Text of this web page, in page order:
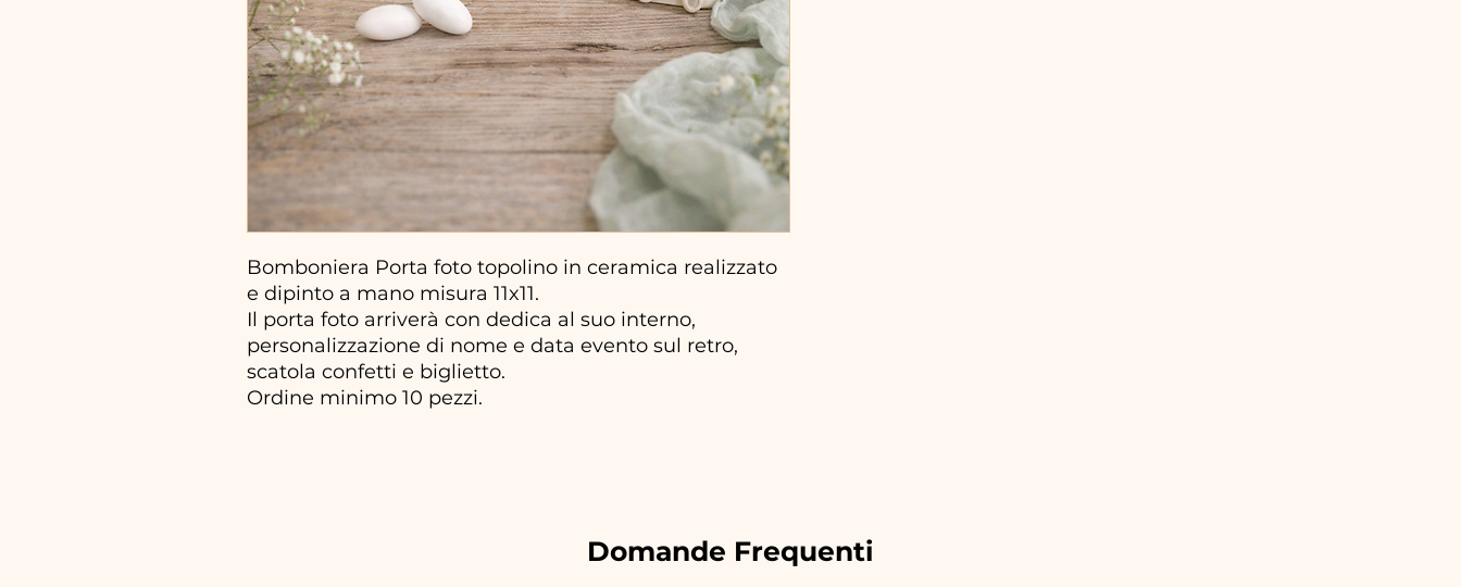
Bomboniera Porta foto topolino in ceramica realizzato
e dipinto a mano misura 11x11.
Il porta foto arriverà con dedica al suo interno,
personalizzazione di nome e data evento sul retro,
scatola confetti e biglietto.
Ordine minimo 10 pezzi.
Domande Frequenti